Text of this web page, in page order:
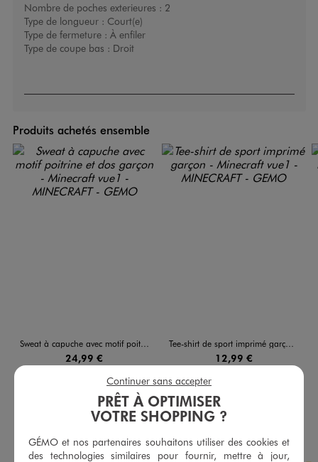
Nombre de poches exterieures : 2
Type de longueur : Court(e)
Type de fermeture : À enfiler
Type de coupe bas : Droit
Produits achetés ensemble
Sweat à capuche avec motif poitrine et dos garçon - Minecraft
24,99 €
5/5 de moyenne
(13 avis)
AJOUTERAU PANIER
Tee-shirt de sport imprimé garçon - Minecraft
12,99 €
AJOUTER
PRÊT À OPTIMISER
VOTRE SHOPPING ?
GÉMO et nos partenaires souhaitons utiliser des cookies et
des technologies similaires pour fournir, mettre à jour,
Continuer sans accepter